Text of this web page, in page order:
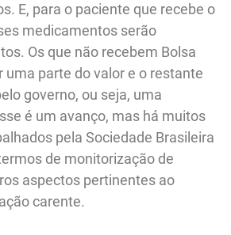
E, para o paciente que recebe o
medicamentos serão
Os que não recebem Bolsa
uma parte do valor e o restante
governo, ou seja, uma
é um avanço, mas há muitos
pela Sociedade Brasileira
de monitorização de
aspectos pertinentes ao
carente.